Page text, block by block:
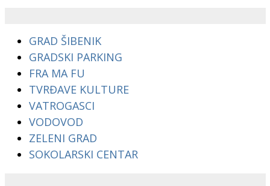
GRAD ŠIBENIK
GRADSKI PARKING
FRA MA FU
TVRĐAVE KULTURE
VATROGASCI
VODOVOD
ZELENI GRAD
SOKOLARSKI CENTAR